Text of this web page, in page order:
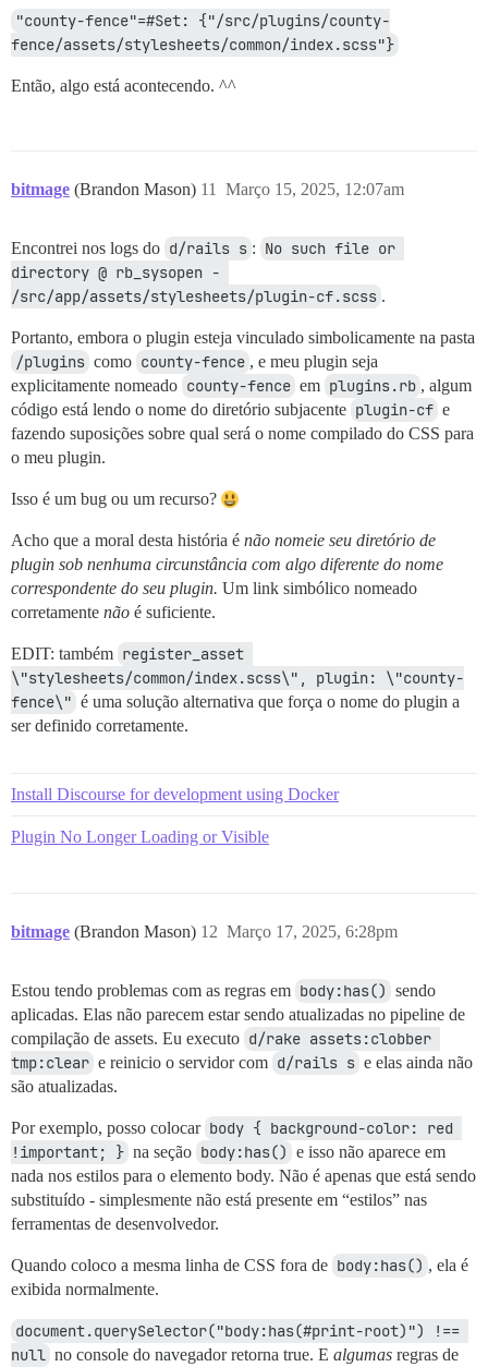
"county-fence"=#Set: {"/src/plugins/county-
fence/assets/stylesheets/common/index.scss"}
Então, algo está acontecendo. ^^
bitmage (Brandon Mason) Março 15, 2025, 12:07am
11
Encontrei nos logs do d/rails s : No such file or
directory @ rb_sysopen -
/src/app/assets/stylesheets/plugin-cf.scss .
Portanto, embora o plugin esteja vinculado simbolicamente na pasta
/plugins como county-fence , e meu plugin seja
explicitamente nomeado county-fence em plugins.rb , algum
código está lendo o nome do diretório subjacente plugin-cf e
fazendo suposições sobre qual será o nome compilado do CSS para
o meu plugin.
Isso é um bug ou um recurso?
Acho que a moral desta história é não nomeie seu diretório de
plugin sob nenhuma circunstância com algo diferente do nome
correspondente do seu plugin. Um link simbólico nomeado
corretamente não é suficiente.
EDIT: também register_asset
\"stylesheets/common/index.scss\", plugin: \"county-
fence\" é uma solução alternativa que força o nome do plugin a
ser definido corretamente.
Install Discourse for development using Docker
Plugin No Longer Loading or Visible
bitmage (Brandon Mason) Março 17, 2025, 6:28pm
12
Estou tendo problemas com as regras em body:has() sendo
aplicadas. Elas não parecem estar sendo atualizadas no pipeline de
compilação de assets. Eu executo d/rake assets:clobber
tmp:clear e reinicio o servidor com d/rails s e elas ainda não
são atualizadas.
Por exemplo, posso colocar body { background-color: red
!important; } na seção body:has() e isso não aparece em
nada nos estilos para o elemento body. Não é apenas que está sendo
substituído - simplesmente não está presente em “estilos” nas
ferramentas de desenvolvedor.
Quando coloco a mesma linha de CSS fora de body:has() , ela é
exibida normalmente.
document.querySelector("body:has(#print-root)") !==
null no console do navegador retorna true. E algumas regras de